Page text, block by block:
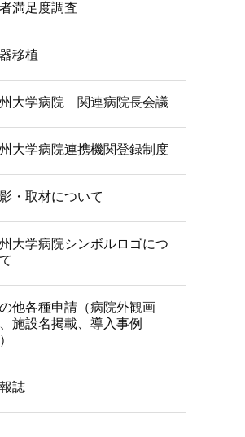
満足度調査
移植
大学病院 関連病院長会議
大学病院連携機関登録制度
・取材について
大学病院シンボルロゴにつ
他各種申請（病院外観画
施設名掲載、導入事例
誌